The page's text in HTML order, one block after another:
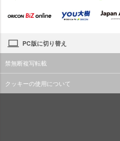
PC版に切り替え
禁無断複写転載
クッキーの使用について